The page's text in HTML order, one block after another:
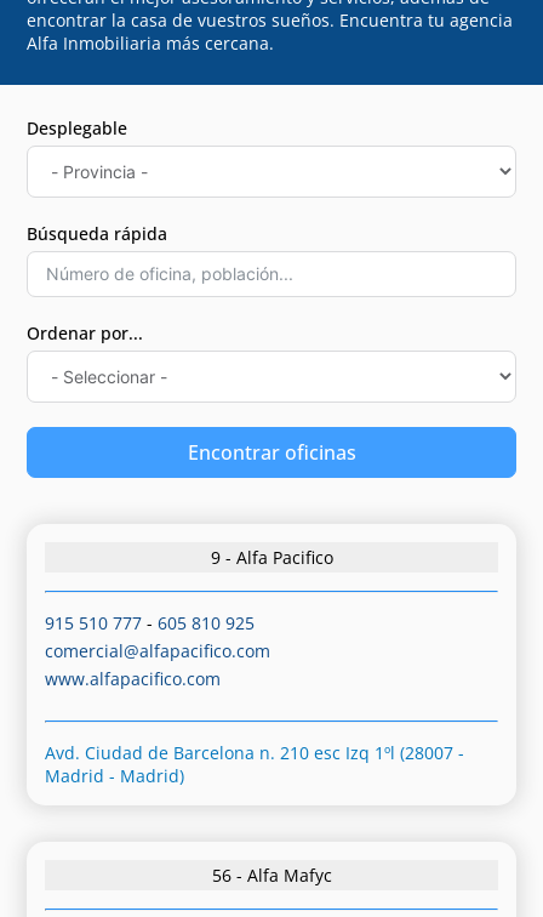
encontrar la casa de vuestros sueños. Encuentra tu agencia
Alfa Inmobiliaria más cercana.
Desplegable
Búsqueda rápida
Ordenar por...
Encontrar oficinas
9 - Alfa Pacifico
915 510 777 -605 810 925
comercial@alfapacifico.com
www.alfapacifico.com
Avd. Ciudad de Barcelona n. 210 esc Izq 1ºl (28007 -
Madrid - Madrid)
56 - Alfa Mafyc